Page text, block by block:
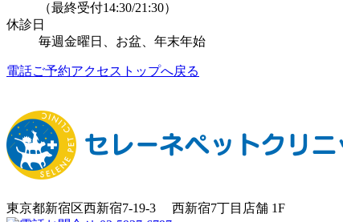
（最終受付14:30/21:30）
休診日
毎週金曜日、お盆、年末年始
電話ご予約アクセス トップへ戻る
東京都新宿区西新宿7-19-3 西新宿7丁目店舗 1F